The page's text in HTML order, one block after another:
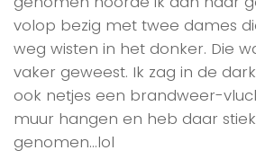
volop bezig met twee dames
weg wisten in het donker. Die
vaker geweest. Ik zag in de
ook netjes een brandweer-
muur hangen en heb daar
genomen…lol